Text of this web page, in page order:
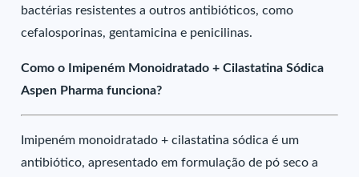
bactérias resistentes a outros antibióticos, como
cefalosporinas, gentamicina e penicilinas.
Como o Imipeném Monoidratado + Cilastatina Sódica
Aspen Pharma funciona?
Imipeném monoidratado + cilastatina sódica é um
antibiótico, apresentado em formulação de pó seco a